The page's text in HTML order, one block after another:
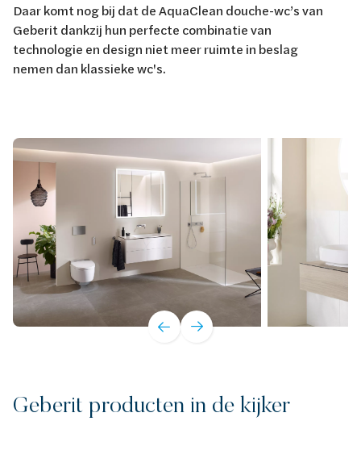
Daar komt nog bij dat de AquaClean douche-wc’s van
Geberit dankzij hun perfecte combinatie van
technologie en design niet meer ruimte in beslag
nemen dan klassieke wc's.
Geberit producten in de kijker